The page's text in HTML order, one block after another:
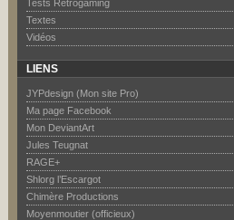
Tests Retrogaming
Textes
Vidéos
LIENS
JYPdesign (Mon site Pro)
Ma page Facebook
Mon DeviantArt
Jules Teugnat
RAGE+
Shlorg l’Escargot
Chimère Productions
Moyenmoutier (officieux)